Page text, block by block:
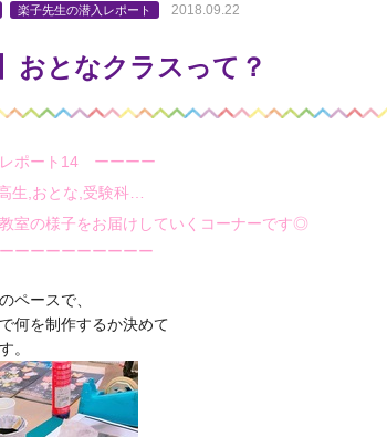
楽子先生の潜入レポート 2018.09.22
おとなクラスって？
ポート14 ーーーー
生,おとな,受験科…
室の様子をお届けしていくコーナーです◎
ーーーーーーーーー
ペースで、
何を制作するか決めて
。